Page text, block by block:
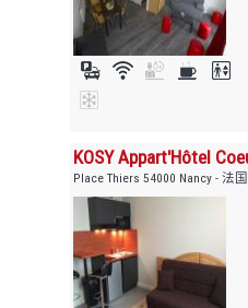
KOSY Appart'Hôtel
Place Thiers 54000 Nancy - 法国